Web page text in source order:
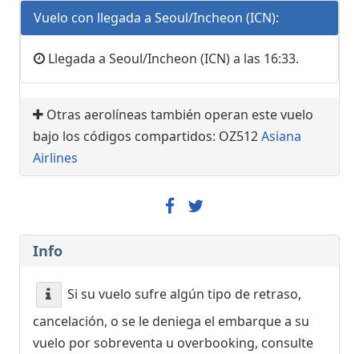
Vuelo con llegada a Seoul/Incheon (ICN):
Llegada a Seoul/Incheon (ICN) a las 16:33.
Otras aerolíneas también operan este vuelo
bajo los códigos compartidos: OZ512Asiana
Airlines
Info
Si su vuelo sufre algún tipo de retraso,
cancelación, o se le deniega el embarque a su
vuelo por sobreventa u overbooking, consulte